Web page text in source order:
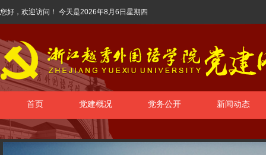
您好，欢迎访问！ 今天是2026年8月6日星期四
首页 党建概况 党务公开 新闻动态